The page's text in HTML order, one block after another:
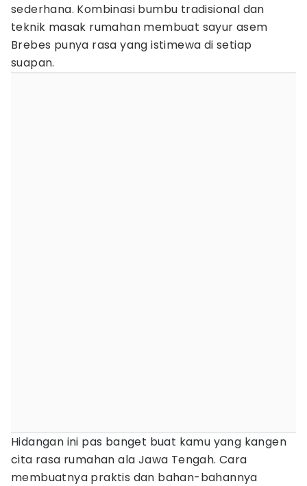
sederhana. Kombinasi bumbu tradisional dan
teknik masak rumahan membuat sayur asem
Brebes punya rasa yang istimewa di setiap
suapan.
Hidangan ini pas banget buat kamu yang kangen
cita rasa rumahan ala Jawa Tengah. Cara
membuatnya praktis dan bahan-bahannya